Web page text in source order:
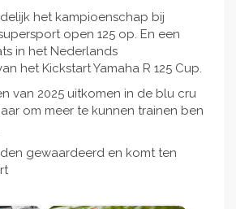
het kampioenschap bij
open 125 op. En een
in het Nederlands
het Kickstart Yamaha R 125 Cup.
van 2025 uitkomen in de blu cru
om meer te kunnen trainen ben
gewaardeerd en komt ten